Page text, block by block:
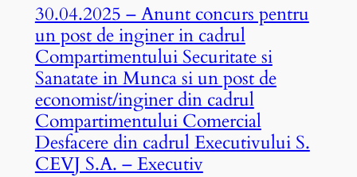
30.04.2025 – Anunt concurs pentru
un post de inginer in cadrul
Compartimentului Securitate si
Sanatate in Munca si un post de
economist/inginer din cadrul
Compartimentului Comercial
Desfacere din cadrul Executivului S.
CEVJ S.A. – Executiv